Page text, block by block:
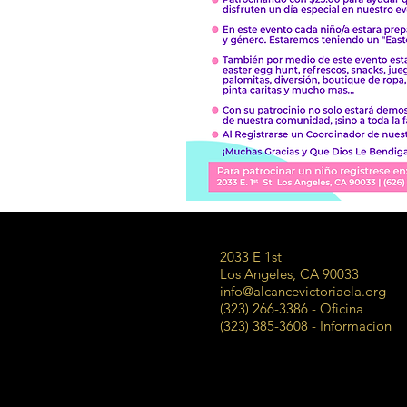
2033 E 1st
Los Angeles, CA 90033
info@alcancevictoriaela.org
(323) 266-3386 - Oficina
(323) 385-3608 - Informacion